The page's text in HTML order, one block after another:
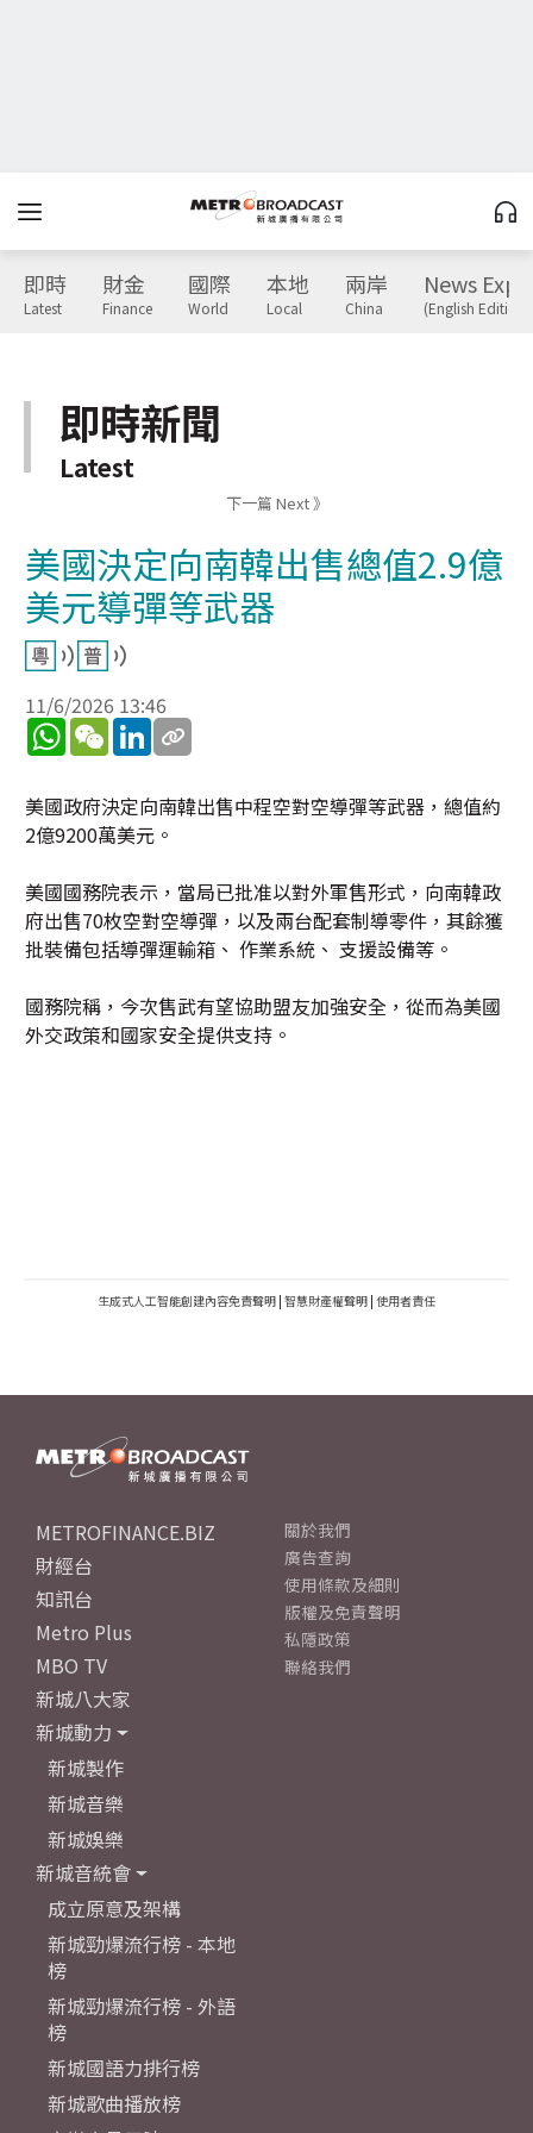
即時
Latest
財金
Finance
國際
World
本地
Local
兩岸
China
News
(English Edition)
即時新聞
Latest
下一篇 Next 》
美國決定向南韓出售總值2.9億
美元導彈等武器
11/6/2026 13:46
WhatsApp
WeChatLinkedIn
美國政府決定向南韓出售中程空對空導彈等武器，總值約
2億9200萬美元。
美國國務院表示，當局已批准以對外軍售形式，向南韓政
府出售70枚空對空導彈，以及兩台配套制導零件，其餘獲
批裝備包括導彈運輸箱、 作業系統、 支援設備等。
國務院稱，今次售武有望協助盟友加強安全，從而為美國
外交政策和國家安全提供支持。
生成式人工智能創建內容免責聲明 | 智慧財產權聲明 | 使用者責任
METROFINANCE.BIZ
財經台
知訊台
Metro Plus
MBO TV
新城八大家
新城動力
新城製作
新城音樂
新城娛樂
新城音統會
成立原意及架構
新城勁爆流行榜 - 本地
榜
新城勁爆流行榜 - 外語
榜
新城國語力排行榜
新城歌曲播放榜
關於我們
廣告查詢
使用條款及細則
版權及免責聲明
私隱政策
聯絡我們